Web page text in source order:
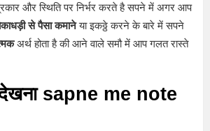
और स्थिति पर निर्भर करते है सपने में अगर आप
से पैसा कमानेया इकठ्ठे करने के बारे में सपने
अर्थ होता है की आने वाले समौ में आप गलत रास्ते
sapne me note